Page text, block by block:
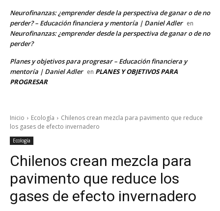
Neurofinanzas: ¿emprender desde la perspectiva de ganar o de no
perder? – Educación financiera y mentoría | Daniel Adler en
Neurofinanzas: ¿emprender desde la perspectiva de ganar o de no
perder?
Planes y objetivos para progresar – Educación financiera y
mentoría | Daniel Adler en PLANES Y OBJETIVOS PARA
PROGRESAR